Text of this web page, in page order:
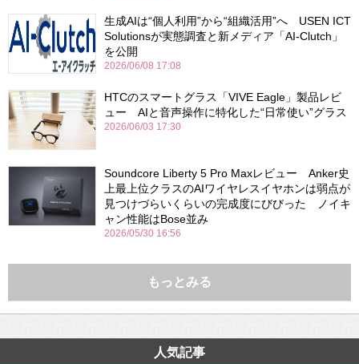
生成AIは“個人利用”から“組織活用”へ USEN ICT
Solutionsが実態調査と新メディア「AI-Clutch」
を公開
2026/06/08 17:08
HTCのスマートグラス「VIVE Eagle」製品レビ
ュー AIと音声操作に特化した“日常使い”グラス
2026/06/03 17:30
Soundcore Liberty 5 Pro Maxレビュー Anker史
上最上位クラスのAIワイヤレスイヤホンは弱点が
見つけづらいくらいの完成度にびびった ノイキ
ャン性能はBose並み
2026/05/30 16:56
もっとみる
人気記事